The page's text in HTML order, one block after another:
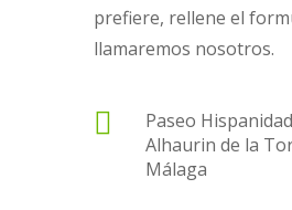
prefiere, rellene el
llamaremos nosotros.

Paseo
Alhaurin de la
Málaga